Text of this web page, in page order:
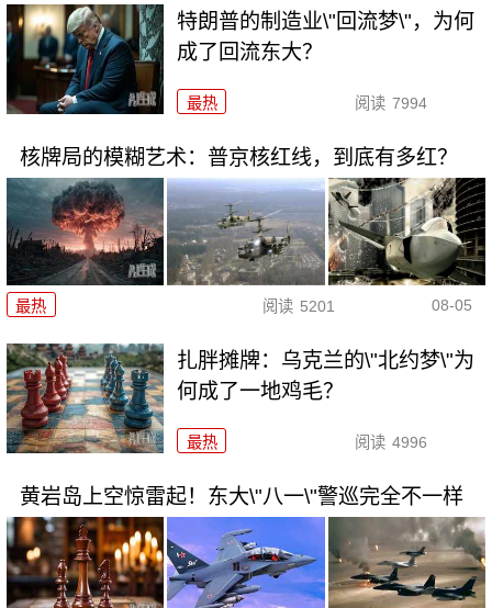
特朗普的制造业\"回流梦\"，为何
成了回流东大？
最热 阅读 7994
核牌局的模糊艺术：普京核红线，到底有多红？
最热 阅读 5201 08-05
扎胖摊牌：乌克兰的\"北约梦\"为
何成了一地鸡毛？
最热 阅读 4996
黄岩岛上空惊雷起！东大\"八一\"警巡完全不一样